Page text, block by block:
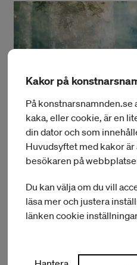
Mushroom Memories
En gemensam, interaktiv,
designad för och med äldre
Kakor på
På konstnarsnamnden.se
kaka, eller cookie, är en
din dator och som
Huvudsyftet med kakor
besökaren på
Du kan välja om du vill
läsa mer och justera
länken cookie